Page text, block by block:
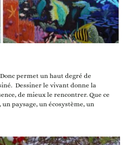
permet un haut degré de
Dessiner le vivant donne la
de mieux le rencontrer. Que ce
paysage, un écosystème, un